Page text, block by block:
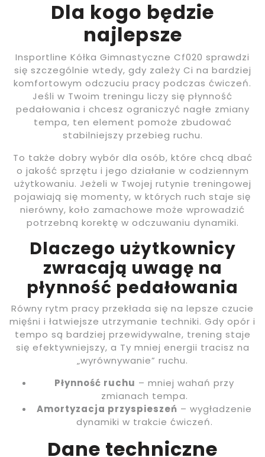
Dla kogo będzie
najlepsze
Insportline Kółka Gimnastyczne Cf020 sprawdzi
się szczególnie wtedy, gdy zależy Ci na bardziej
komfortowym odczuciu pracy podczas ćwiczeń.
Jeśli w Twoim treningu liczy się płynność
pedałowania i chcesz ograniczyć nagłe zmiany
tempa, ten element pomoże zbudować
stabilniejszy przebieg ruchu.
To także dobry wybór dla osób, które chcą dbać
o jakość sprzętu i jego działanie w codziennym
użytkowaniu. Jeżeli w Twojej rutynie treningowej
pojawiają się momenty, w których ruch staje się
nierówny, koło zamachowe może wprowadzić
potrzebną korektę w odczuwaniu dynamiki.
Dlaczego użytkownicy
zwracają uwagę na
płynność pedałowania
Równy rytm pracy przekłada się na lepsze czucie
mięśni i łatwiejsze utrzymanie techniki. Gdy opór i
tempo są bardziej przewidywalne, trening staje
się efektywniejszy, a Ty mniej energii tracisz na
„wyrównywanie” ruchu.
Płynność ruchu – mniej wahań przy
zmianach tempa.
Amortyzacja przyspieszeń – wygładzenie
dynamiki w trakcie ćwiczeń.
Dane techniczne